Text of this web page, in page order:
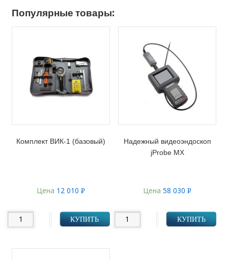
Популярные товары:
Комплект ВИК-1 (базовый)
Цена 12 010 Р
КУПИТЬ
Надежный видеоэндоскоп
jProbe MX
Цена58 030Р
КУПИТЬ